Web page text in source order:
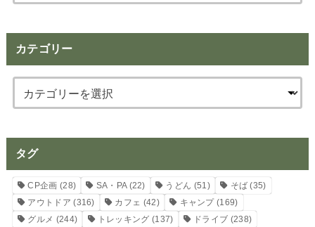
カテゴリー
タグ
CP企画 (28) SA・PA(22) うどん (51) そば (35)
アウトドア (316) カフェ (42) キャンプ(169)
グルメ (244) トレッキング (137) ドライブ (238)